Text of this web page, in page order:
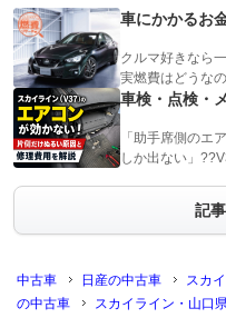
車にかかるお
クルマ好きなら
実燃費はどうな
車検・点検・
「助手席側のエ
しか出ない」
記
中古車 日産の中古車 スカ
の中古車
スカイライン・山口